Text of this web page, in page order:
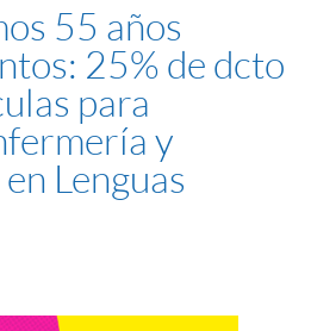
55 años
25% de dcto
para
y
Lenguas